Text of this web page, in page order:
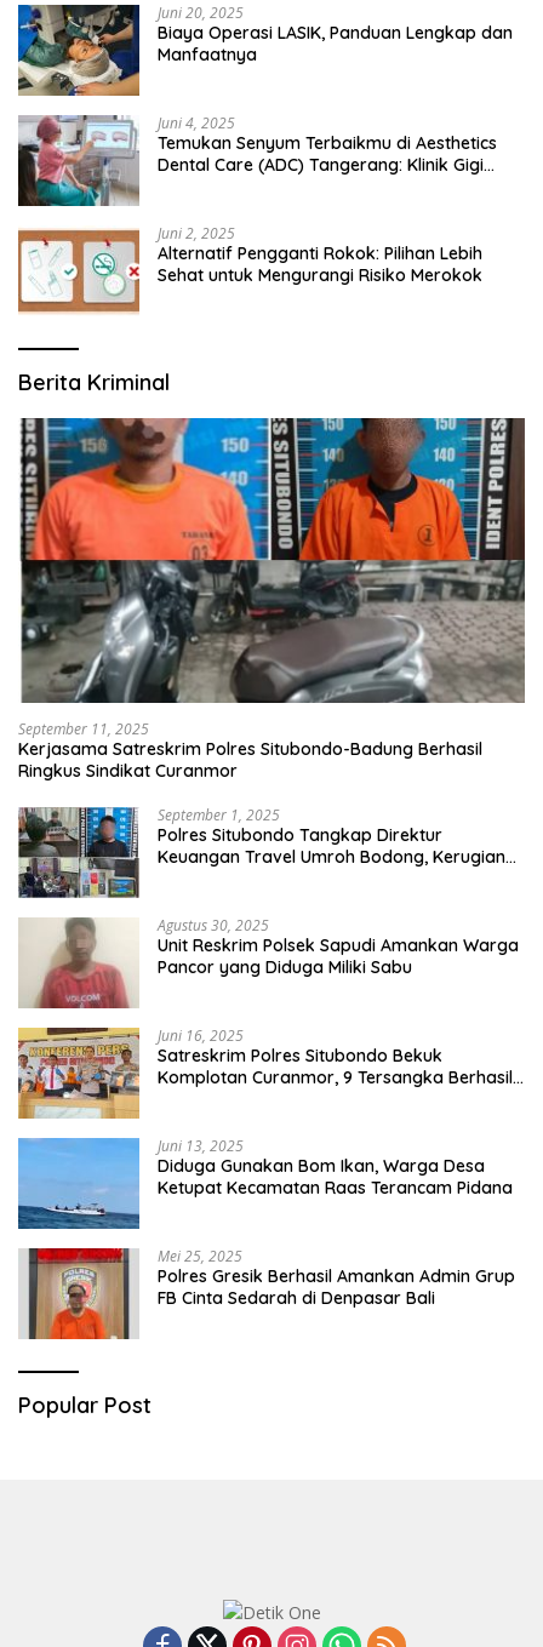
Juni 20, 2025
Biaya Operasi LASIK, Panduan Lengkap dan
Manfaatnya
Juni 4, 2025
Temukan Senyum Terbaikmu di Aesthetics
Dental Care (ADC) Tangerang: Klinik Gigi
Juni 2, 2025
Alternatif Pengganti Rokok: Pilihan Lebih
Sehat untuk Mengurangi Risiko Merokok
Berita Kriminal
September 11, 2025
Kerjasama Satreskrim Polres Situbondo-Badung Berhasil
Ringkus Sindikat Curanmor
September 1, 2025
Polres Situbondo Tangkap Direktur
Keuangan Travel Umroh Bodong, Kerugian
Agustus 30, 2025
Unit Reskrim Polsek Sapudi Amankan Warga
Pancor yang Diduga Miliki Sabu
Juni 16, 2025
Satreskrim Polres Situbondo Bekuk
Komplotan Curanmor, 9 Tersangka Berhasil
Juni 13, 2025
Diduga Gunakan Bom Ikan, Warga Desa
Ketupat Kecamatan Raas Terancam Pidana
Mei 25, 2025
Polres Gresik Berhasil Amankan Admin Grup
FB Cinta Sedarah di Denpasar Bali
Popular Post